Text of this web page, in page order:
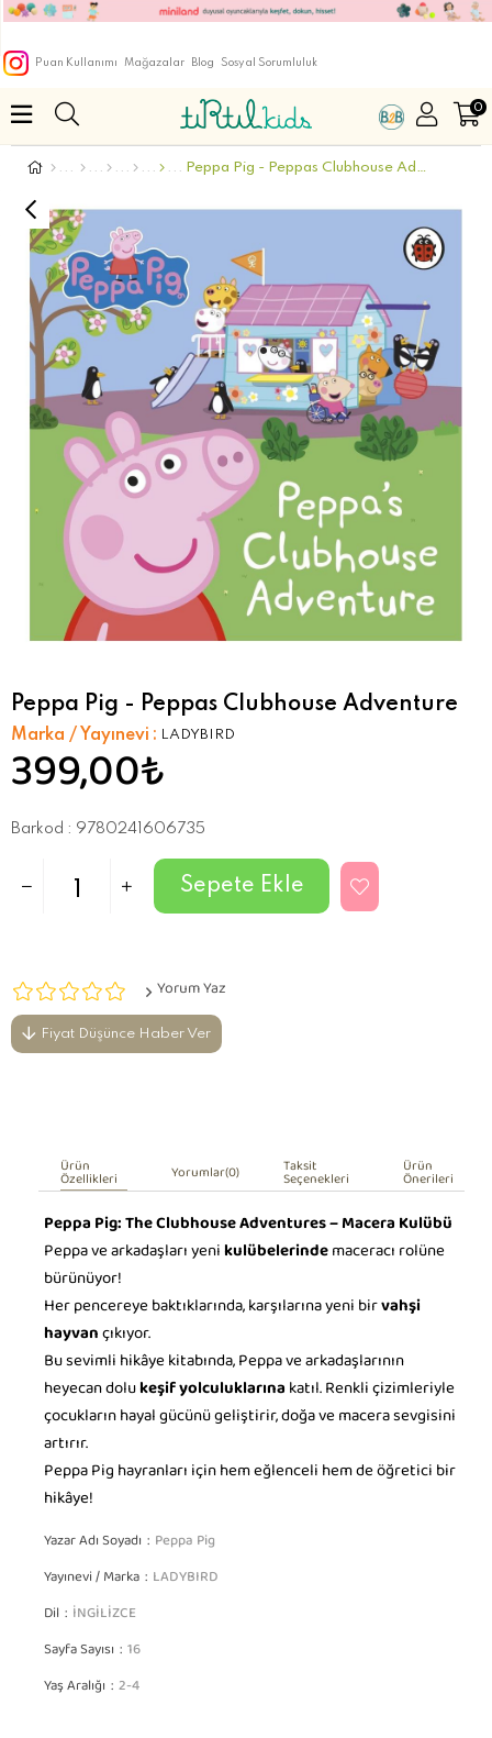
Puan Kullanımı Mağazalar Blog Sosyal Sorumluluk
0
Peppa Pig - Peppas Clubhouse Adventure
Peppa Pig - Peppas Clubhouse Adventure
Marka / Yayınevi : LADYBIRD
399,00₺
Barkod : 9780241606735
Yorum Yaz
Fiyat Düşünce Haber Ver
Ürün
Özellikleri Yorumlar(0) Taksit
Seçenekleri Ürün
Önerileri
Peppa Pig: The Clubhouse Adventures – Macera Kulübü
Peppa ve arkadaşları yenikulübelerindemaceracı rolüne
bürünüyor!
Her pencereye baktıklarında, karşılarına yeni birvahşi
hayvançıkıyor.
Bu sevimli hikâye kitabında, Peppa ve arkadaşlarının
heyecan dolukeşif yolculuklarınakatıl. Renkli çizimleriyle
çocukların hayal gücünü geliştirir, doğa ve macera sevgisini
artırır.
Peppa Pig hayranları için hem eğlenceli hem de öğretici bir
hikâye!
Yazar Adı Soyadı Peppa Pig
Yayınevi / Marka LADYBIRD
Dil İNGİLİZCE
Sayfa Sayısı 16
Yaş Aralığı 2-4